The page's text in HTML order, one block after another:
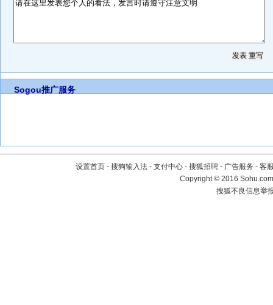
Sogou推广服务
设置首页 - 搜狗输入法 - 支付中心 - 搜狐招聘 - 广告服务 - 客
Copyright©2016
搜狐不良信息举